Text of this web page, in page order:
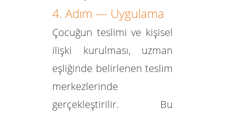
4. Adım — Uygulama
Çocuğun teslimi ve kişisel
ilişki kurulması, uzman
eşliğinde belirlenen teslim
merkezlerinde
gerçekleştirilir. Bu